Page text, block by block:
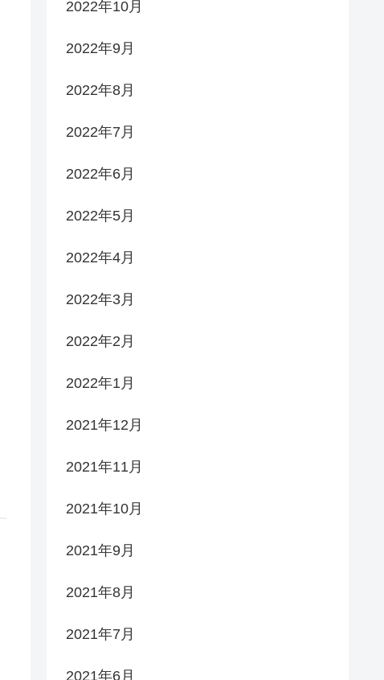
2022年10月
2022年9月
2022年8月
2022年7月
2022年6月
2022年5月
2022年4月
2022年3月
2022年2月
2022年1月
2021年12月
2021年11月
2021年10月
2021年9月
2021年8月
2021年7月
2021年6月